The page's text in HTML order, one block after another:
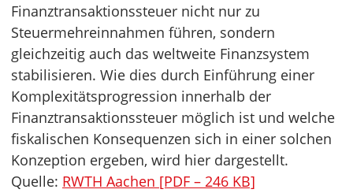
Finanztransaktionssteuer nicht nur zu
Steuermehreinnahmen führen, sondern
gleichzeitig auch das weltweite Finanzsystem
stabilisieren. Wie dies durch Einführung einer
Komplexitätsprogression innerhalb der
Finanztransaktionssteuer möglich ist und welche
fiskalischen Konsequenzen sich in einer solchen
Konzeption ergeben, wird hier dargestellt.
Quelle: RWTH Aachen [PDF – 246 KB]